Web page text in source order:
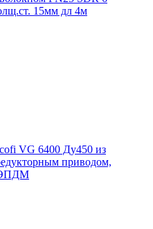
15мм дл 4м
VG 6400 Ду450 из
приводом,
ЭПДМ